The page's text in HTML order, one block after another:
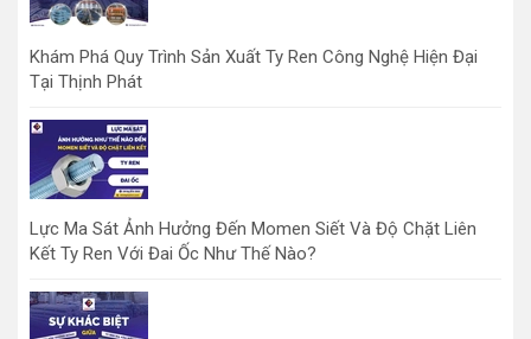
Khám Phá Quy Trình Sản Xuất Ty Ren Công Nghệ Hiện Đại
Tại Thịnh Phát
Lực Ma Sát Ảnh Hưởng Đến Momen Siết Và Độ Chặt Liên
Kết Ty Ren Với Đai Ốc Như Thế Nào?